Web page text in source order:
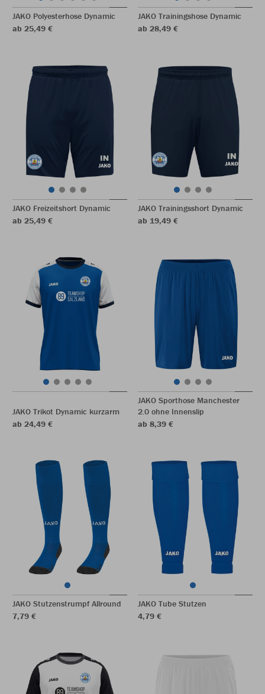
JAKO Polyesterhose Dynamic
ab 25,49 €
JAKO Trainingshose Dynamic
ab 28,49 €
JAKO Freizeitshort Dynamic
ab 25,49 €
JAKO Trainingsshort Dynamic
ab 19,49 €
JAKO Trikot Dynamic kurzarm
ab 24,49 €
JAKO Sporthose Manchester
2.0 ohne Innenslip
ab 8,39 €
JAKO Stutzenstrumpf Allround
7,79 €
JAKO Tube Stutzen
4,79 €